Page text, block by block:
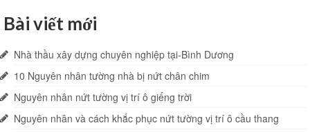
Bài viết mới
Nhà thầu xây dựng chuyên nghiệp tại-Bình Dương
10 Nguyên nhân tường nhà bị nứt chân chim
Nguyên nhân nứt tường vị trí ô giếng trời
Nguyên nhân và cách khắc phục nứt tường vị trí ô cầu thang